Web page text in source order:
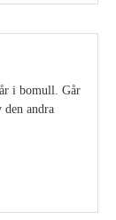
i bomull. Går
den andra